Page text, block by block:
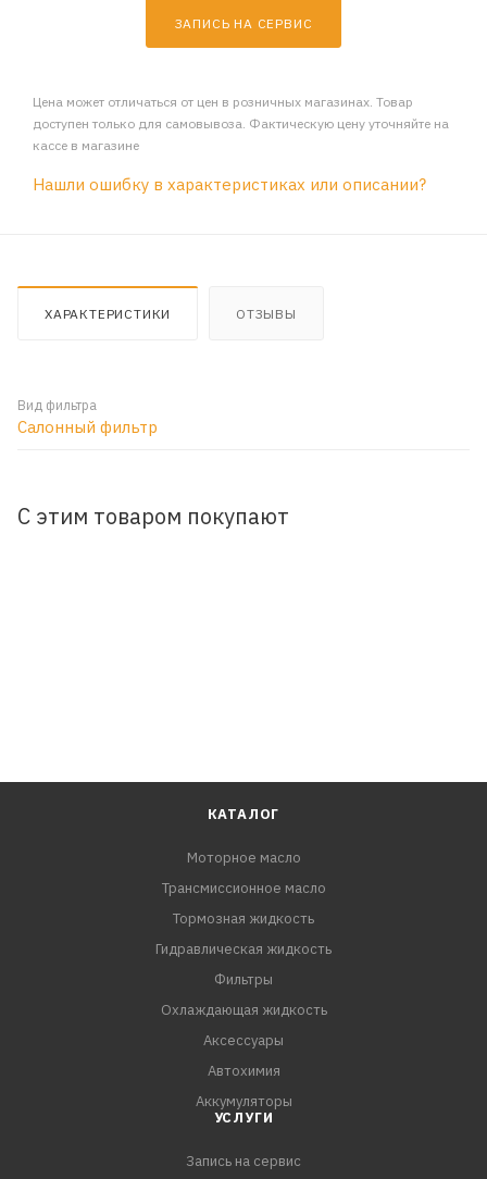
ЗАПИСЬ НА СЕРВИС
Цена может отличаться от цен в розничных магазинах. Товар
доступен только для самовывоза. Фактическую цену уточняйте на
кассе в магазине
Нашли ошибку в характеристиках или описании?
ХАРАКТЕРИСТИКИ ОТЗЫВЫ
Вид фильтра
Салонный фильтр
С этим товаром покупают
КАТАЛОГ
Моторное масло
Трансмиссионное масло
Тормозная жидкость
Гидравлическая жидкость
Фильтры
Охлаждающая жидкость
Аксессуары
Автохимия
Аккумуляторы
УСЛУГИ
Запись на сервис